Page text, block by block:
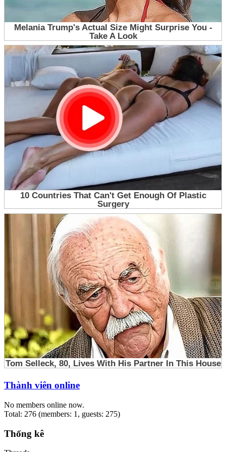
Thành viên online
No members online now.
Total: 276 (members: 1, guests: 275)
Thống kê